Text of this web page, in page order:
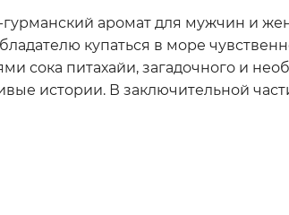
гурманский аромат для мужчин и
купаться в море
сока питахайи, загадочного и
истории. В заключительной